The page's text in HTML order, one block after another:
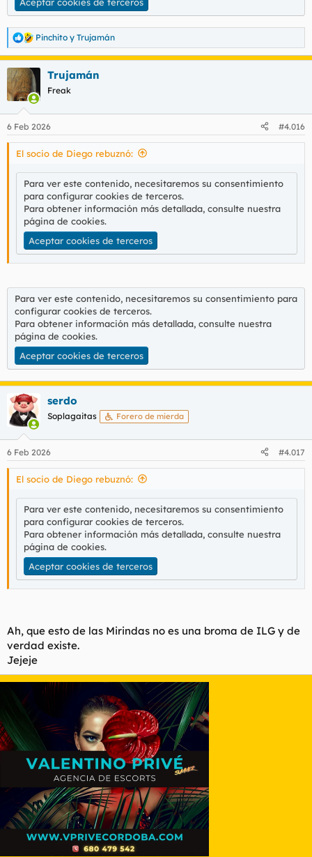
R
e
a
c
c
i
e
s
Pinchito y Trujamán
Trujamán
Freak
6 Feb 2026 #4.016
El socio de Diego rebuznó:
Para ver este contenido, necesitaremos su consentimiento
para configurar cookies de terceros.
Para obtener información más detallada, consulte nuestra
página de cookies.
Aceptar cookies de terceros
Para ver este contenido, necesitaremos su consentimiento para
configurar cookies de terceros.
Para obtener información más detallada, consulte nuestra
página de cookies.
Aceptar cookies de terceros
serdo
Soplagaitas Forero de mierda
6 Feb 2026 #4.017
El socio de Diego rebuznó:
Para ver este contenido, necesitaremos su consentimiento
para configurar cookies de terceros.
Para obtener información más detallada, consulte nuestra
página de cookies.
Aceptar cookies de terceros
Ah, que esto de las Mirindas no es una broma de ILG y de
verdad existe.
Jejeje